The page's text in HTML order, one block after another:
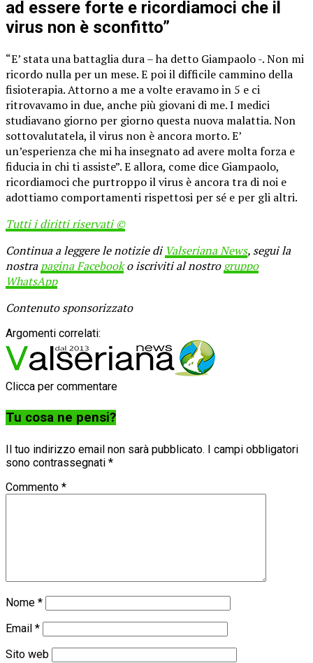
ad essere forte e ricordiamoci che il
virus non è sconfitto”
“E’ stata una battaglia dura – ha detto Giampaolo -. Non mi
ricordo nulla per un mese. E poi il difficile cammino della
fisioterapia. Attorno a me a volte eravamo in 5 e ci
ritrovavamo in due, anche più giovani di me. I medici
studiavano giorno per giorno questa nuova malattia. Non
sottovalutatela, il virus non è ancora morto. E’
un’esperienza che mi ha insegnato ad avere molta forza e
fiducia in chi ti assiste”. E allora, come dice Giampaolo,
ricordiamoci che purtroppo il virus è ancora tra di noi e
adottiamo comportamenti rispettosi per sé e per gli altri.
Tutti i diritti riservati ©
Continua a leggere le notizie di Valseriana News, segui la
nostrapagina Facebooko iscriviti al nostrogruppo
WhatsApp
Contenuto sponsorizzato
Argomenti correlati:
Clicca per commentare
Tu cosa ne pensi?
Il tuo indirizzo email non sarà pubblicato.
I campi obbligatori
sono contrassegnati *
Commento *
Nome *
Email *
Sito web